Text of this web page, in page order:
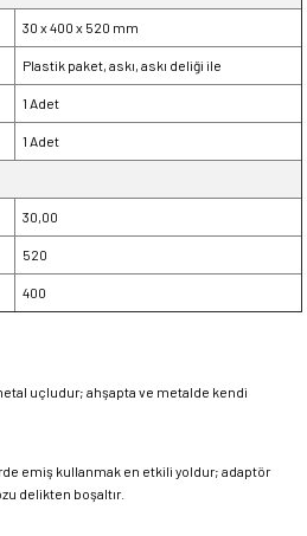
30 x 400 x 520 mm
Plastik paket, askı, askı deliği ile
1 Adet
1 Adet
30,00
520
400
uçludur; ahşapta ve metalde kendi
emiş kullanmak en etkili yoldur; adaptör
delikten boşaltır.